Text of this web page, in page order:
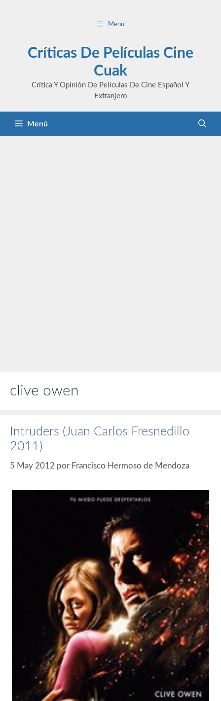
Menu
Críticas De Películas Cine
Cuak
Crítica Y Opinión De Películas De Cine Español Y
Extranjero
Menú
clive owen
Intruders (Juan Carlos Fresnedillo
2011)
5 May 2012 por Francisco Hermoso de Mendoza